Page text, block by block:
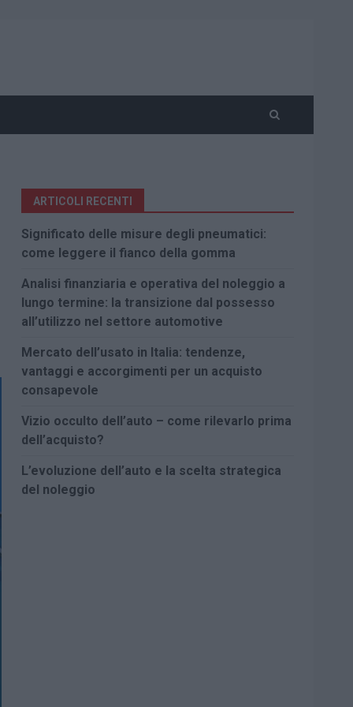
ARTICOLI RECENTI
Significato delle misure degli pneumatici:
come leggere il fianco della gomma
Analisi finanziaria e operativa del noleggio a
lungo termine: la transizione dal possesso
all’utilizzo nel settore automotive
Mercato dell’usato in Italia: tendenze,
vantaggi e accorgimenti per un acquisto
consapevole
Vizio occulto dell’auto – come rilevarlo prima
dell’acquisto?
L’evoluzione dell’auto e la scelta strategica
del noleggio